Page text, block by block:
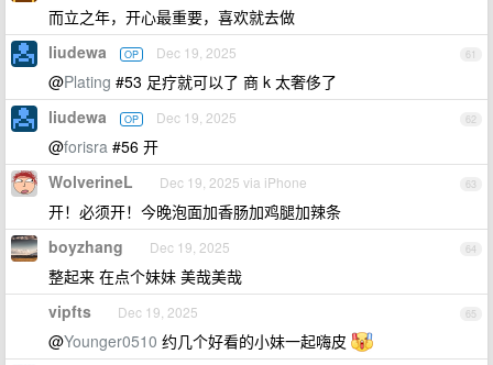
而立之年，开心最重要，喜欢就去做
61
liudewa OP Dec 19, 2025
@Plating #53 足疗就可以了 商 k 太奢侈了
62
liudewa OP Dec 19, 2025
@forisra #56 开
63
WolverineL Dec 19, 2025 via iPhone
开！必须开！今晚泡面加香肠加鸡腿加辣条
64
boyzhang Dec 19, 2025
整起来 在点个妹妹 美哉美哉
65
vipfts Dec 19, 2025
@Younger0510 约几个好看的小妹一起嗨皮